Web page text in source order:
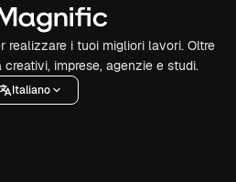
realizzare i tuoi migliori lavori. Oltre
imprese, agenzie e studi.
Italiano